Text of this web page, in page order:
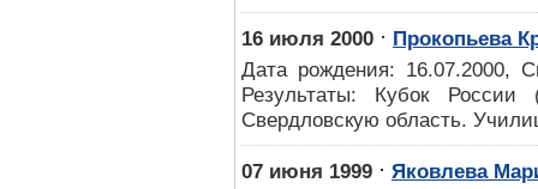
16 июля 2000 ⋅ Прокопьева
Дата рождения: 16.07.2000,
Результаты: Кубок
Свердловскую область.
07 июня 1999 ⋅ Яковлева